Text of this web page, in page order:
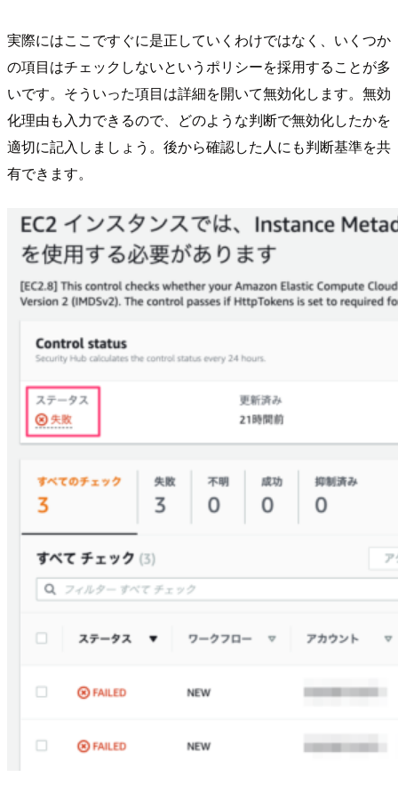
実際にはここですぐに是正していくわけではなく、いくつか
の項目はチェックしないというポリシーを採用することが多
いです。そういった項目は詳細を開いて無効化します。無効
化理由も入力できるので、どのような判断で無効化したかを
適切に記入しましょう。後から確認した人にも判断基準を共
有できます。